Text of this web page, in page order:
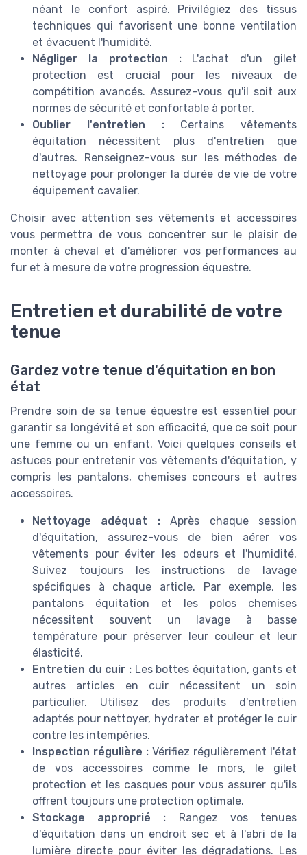
néant le confort aspiré. Privilégiez des tissus
techniques qui favorisent une bonne ventilation
et évacuent l'humidité.
Négliger la protection : L'achat d'un gilet
protection est crucial pour les niveaux de
compétition avancés. Assurez-vous qu'il soit aux
normes de sécurité et confortable à porter.
Oublier l'entretien : Certains vêtements
équitation nécessitent plus d'entretien que
d'autres. Renseignez-vous sur les méthodes de
nettoyage pour prolonger la durée de vie de votre
équipement cavalier.
Choisir avec attention ses vêtements et accessoires
vous permettra de vous concentrer sur le plaisir de
monter à cheval et d'améliorer vos performances au
fur et à mesure de votre progression équestre.
Entretien et durabilité de votre
tenue
Gardez votre tenue d'équitation en bon
état
Prendre soin de sa tenue équestre est essentiel pour
garantir sa longévité et son efficacité, que ce soit pour
une femme ou un enfant. Voici quelques conseils et
astuces pour entretenir vos vêtements d'équitation, y
compris les pantalons, chemises concours et autres
accessoires.
Nettoyage adéquat :Après chaque session
d'équitation, assurez-vous de bien aérer vos
vêtements pour éviter les odeurs et l'humidité.
Suivez toujours les instructions de lavage
spécifiques à chaque article. Par exemple, les
pantalons équitation et les polos chemises
nécessitent souvent un lavage à basse
température pour préserver leur couleur et leur
élasticité.
Entretien du cuir :Les bottes équitation, gants et
autres articles en cuir nécessitent un soin
particulier. Utilisez des produits d'entretien
adaptés pour nettoyer, hydrater et protéger le cuir
contre les intempéries.
Inspection régulière : Vérifiez régulièrement l'état
de vos accessoires comme le mors, le gilet
protection et les casques pour vous assurer qu'ils
offrent toujours une protection optimale.
Stockage approprié : Rangez vos tenues
d'équitation dans un endroit sec et à l'abri de la
lumière directe pour éviter les dégradations. Les